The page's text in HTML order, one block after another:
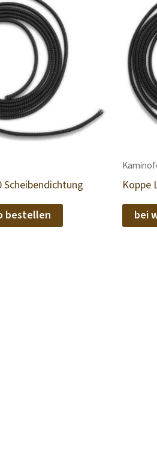
Scheibendichtung
bestellen
Koppe
bei